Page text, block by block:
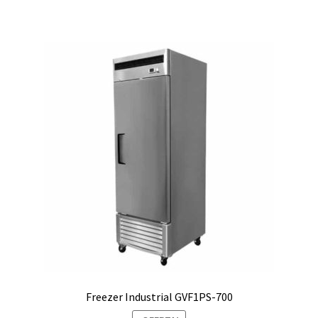
Freezer Industrial GVF1PS-700